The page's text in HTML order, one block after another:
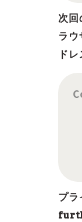
次
ラウ
ド
プ